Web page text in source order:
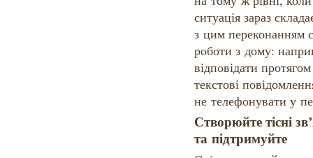
ситуація зараз
з цим переконанням
роботи з дому:
відповідати
текстові
не телефонувати у
Створюйте тісні
та підтримуйте